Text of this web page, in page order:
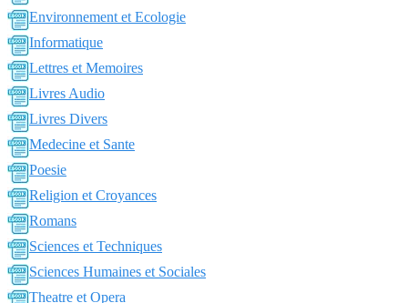
Environnement et Ecologie
Informatique
Lettres et Memoires
Livres Audio
Livres Divers
Medecine et Sante
Poesie
Religion et Croyances
Romans
Sciences et Techniques
Sciences Humaines et Sociales
Theatre et Opera